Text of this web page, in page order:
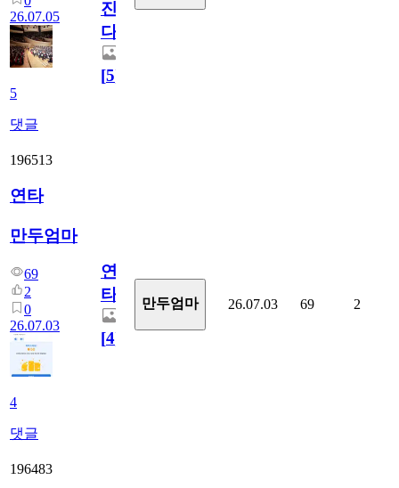
26.07.05
5
댓글
진
다.
[5]
196513
연타
만두엄마
69
2
0
26.07.03
4
댓글
연
타
[4]
만두엄마 26.07.03 69 2
196483